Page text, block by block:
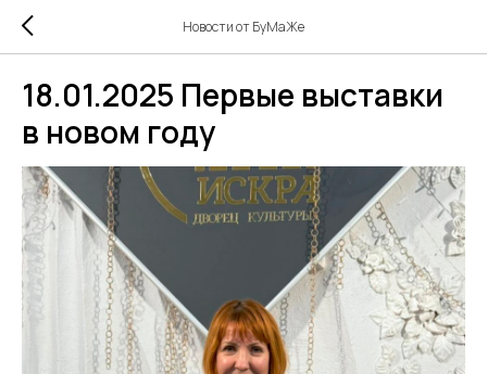
Новости от БуМаЖе
18.01.2025 Первые выставки
в новом году